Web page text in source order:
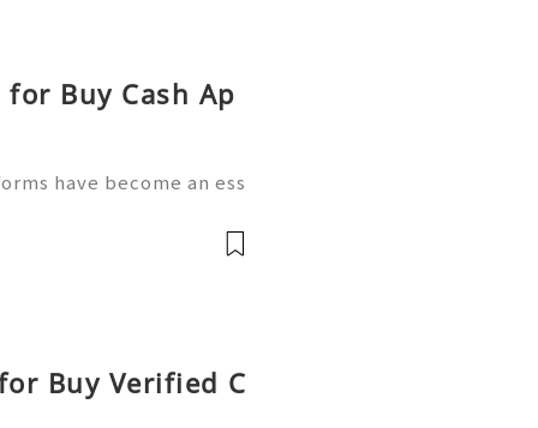
Buy Cash Ap
have become an ess
receive payments,
Buy Verified C